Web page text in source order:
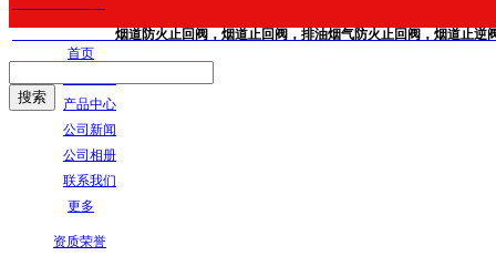
烟道防火止回阀，烟道止回阀，排油烟气防火止回阀，烟道止逆阀，
首页
产品中心
公司新闻
公司相册
联系我们
更多
资质荣誉